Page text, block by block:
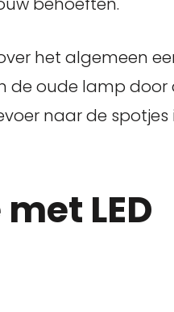
het algemeen
oude lamp door
naar de spotjes
LED